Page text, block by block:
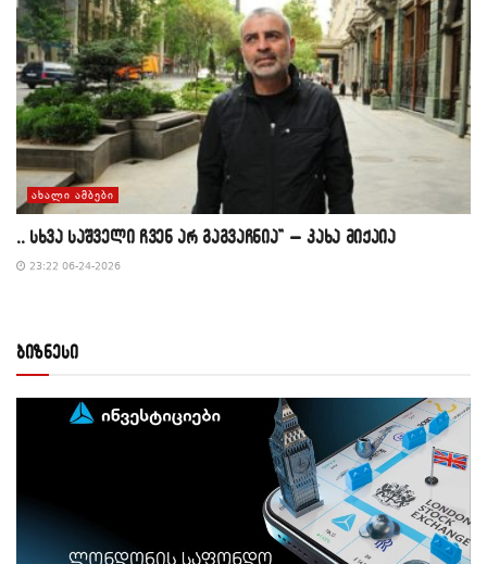
ᲐᲮᲐᲚᲘ ᲐᲛᲑᲔᲑᲘ
,, სხვა საშველი ჩვენ არ გაგვაჩნია” – კახა მიქაია
23:22 06-24-2026
ბიზნესი